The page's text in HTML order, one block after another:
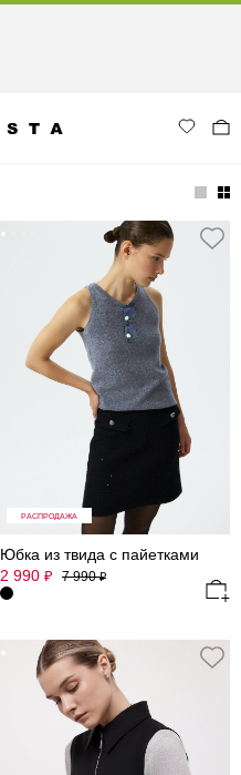
РАСПРОДАЖА
Юбка из твида с пайетками
2 990 ₽ 7 990₽